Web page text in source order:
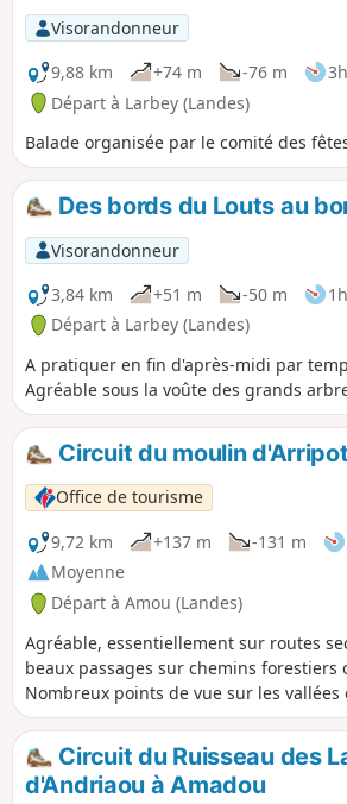
Visorandonneur
9,88 km
+74 m -76 m
Départ à Larbey (Landes)
Balade organisée par le comité des
Des bords du Louts au
Visorandonneur
3,84 km
+51 m -50 m
Départ à Larbey (Landes)
A pratiquer en fin d'après-midi par
Agréable sous la voûte des grands
Circuit du moulin
Office de tourisme
9,72 km
+137 m -131 m
Moyenne
Départ à Amou (Landes)
Agréable, essentiellement sur routes
beaux passages sur chemins forestiers
Nombreux points de vue sur les vallées
environnants.
Circuit du Ruisseau des
d'Andriaou à Amadou